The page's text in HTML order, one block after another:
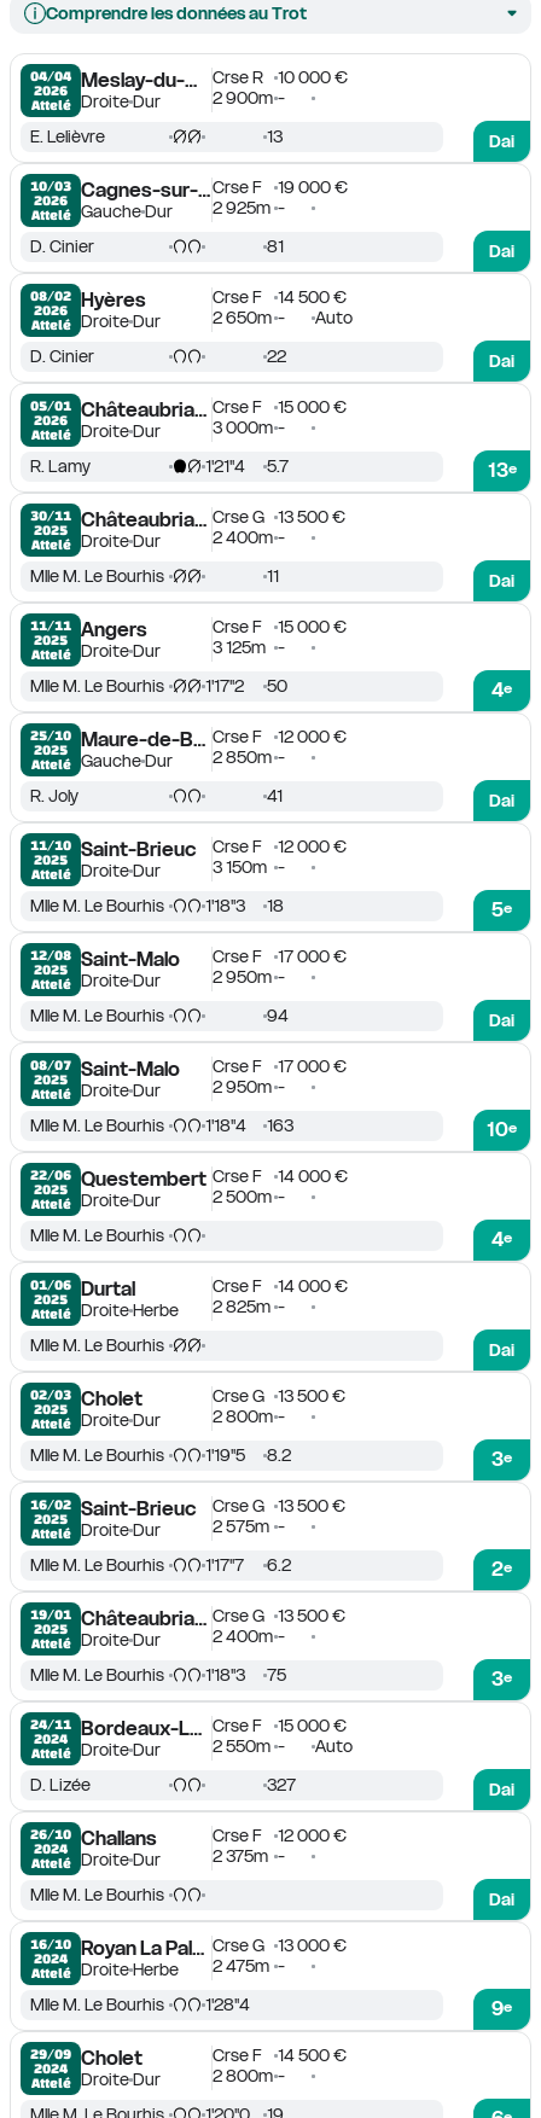
Comprendre les données au Trot
04/04
2026
Attelé
Meslay-du-Maine
DroiteDur
Crse R
10 000 €
2 900m -
Dai
E. Lelièvre 13
10/03
2026
Attelé
Cagnes-sur-Mer
GaucheDur
Crse F
19 000 €
2 925m -
Dai
D. Cinier 81
08/02
2026
Attelé
Hyères
DroiteDur
Crse F
14 500 €
2 650m -
Auto
Dai
D. Cinier 22
05/01
2026
Attelé
Châteaubriant
DroiteDur
Crse F
15 000 €
3 000m -
13e
R. Lamy 1'21''4 5.7
30/11
2025
Attelé
Châteaubriant
DroiteDur
Crse G
13 500 €
2 400m -
Dai
Mlle M. Le Bourhis 11
11/11
2025
Attelé
Angers
DroiteDur
Crse F
15 000 €
3 125m -
4e
Mlle M. Le Bourhis 1'17''2 50
25/10
2025
Attelé
Maure-de-Bretagne
GaucheDur
Crse F
12 000 €
2 850m -
Dai
R. Joly 41
11/10
2025
Attelé
Saint-Brieuc
DroiteDur
Crse F
12 000 €
3 150m -
5e
Mlle M. Le Bourhis 1'18''3 18
12/08
2025
Attelé
Saint-Malo
DroiteDur
Crse F
17 000 €
2 950m -
Dai
Mlle M. Le Bourhis 94
08/07
2025
Attelé
Saint-Malo
DroiteDur
Crse F
17 000 €
2 950m -
10e
Mlle M. Le Bourhis 1'18''4 163
22/06
2025
Attelé
Questembert
DroiteDur
Crse F
14 000 €
2 500m -
4e
Mlle M. Le Bourhis
01/06
2025
Attelé
Durtal
DroiteHerbe
Crse F
14 000 €
2 825m -
Dai
Mlle M. Le Bourhis
02/03
2025
Attelé
Cholet
DroiteDur
Crse G
13 500 €
2 800m -
3e
Mlle M. Le Bourhis 1'19''5 8.2
16/02
2025
Attelé
Saint-Brieuc
DroiteDur
Crse G
13 500 €
2 575m -
2e
Mlle M. Le Bourhis 1'17''7 6.2
19/01
2025
Attelé
Châteaubriant
DroiteDur
Crse G
13 500 €
2 400m -
3e
Mlle M. Le Bourhis 1'18''3 75
24/11
2024
Attelé
Bordeaux-Le Bouscat
DroiteDur
Crse F
15 000 €
2 550m -
Auto
Dai
D. Lizée 327
26/10
2024
Attelé
Challans
DroiteDur
Crse F
12 000 €
2 375m -
Dai
Mlle M. Le Bourhis
16/10
2024
Attelé
Royan La Palmyre
DroiteHerbe
Crse G
13 000 €
2 475m -
9e
Mlle M. Le Bourhis 1'28''4
29/09
2024
Attelé
Cholet
DroiteDur
Crse F
14 500 €
2 800m -